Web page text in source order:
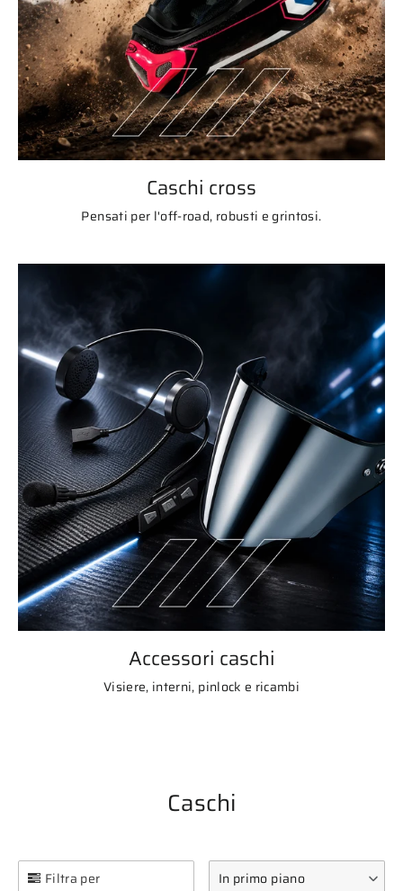
Caschi cross
Pensati per l'off-road, robusti e grintosi.
Accessori caschi
Visiere, interni, pinlock e ricambi
Caschi
Filtra per In primo piano